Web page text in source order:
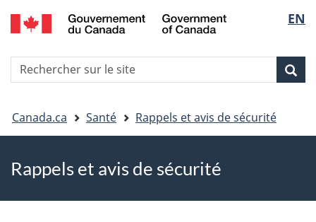
Skip
to
Skip
to
Passer
à
HTML
de
la
EN
Recherche
Vous
êtes
ici
Canada.ca Santé Rappels et avis de sécurité
Rappels et avis de sécurité